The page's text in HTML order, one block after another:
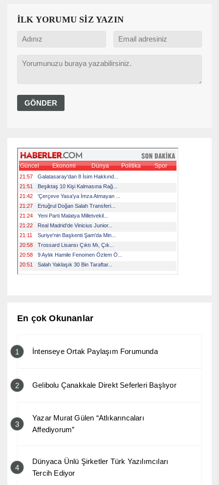
İLK YORUMU SİZ YAZIN
En çok Okunanlar
1 İntenseye Ortak Paylaşım Forumunda
2 Gelibolu Çanakkale Direkt Seferleri Başlıyor
3
Yazar Murat Gülen “Atlıkarıncaları
Affediyorum”
4
Dünyaca Ünlü Şirketler Türk Yazılımcıları
Tercih Ediyor